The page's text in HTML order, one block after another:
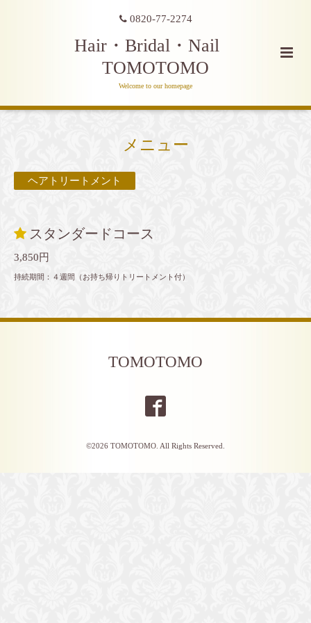
0820-77-2274
Hair・Bridal・Nail
TOMOTOMO
Welcome to our homepage
メニュー
ヘアトリートメント
スタンダードコース
3,850円
持続期間：４週間（お持ち帰りトリートメント付）
TOMOTOMO
©2026 TOMOTOMO . All Rights Reserved.